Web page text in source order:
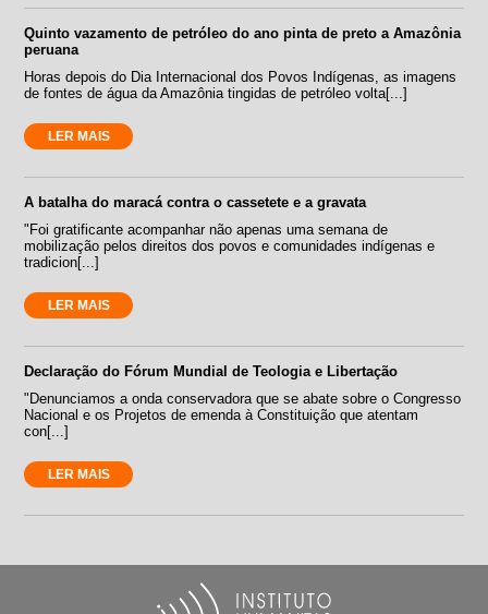
Quinto vazamento de petróleo do ano pinta de preto a Amazônia
peruana
Horas depois do Dia Internacional dos Povos Indígenas, as imagens
de fontes de água da Amazônia tingidas de petróleo volta[...]
LER MAIS
A batalha do maracá contra o cassetete e a gravata
"Foi gratificante acompanhar não apenas uma semana de
mobilização pelos direitos dos povos e comunidades indígenas e
tradicion[...]
LER MAIS
Declaração do Fórum Mundial de Teologia e Libertação
"Denunciamos a onda conservadora que se abate sobre o Congresso
Nacional e os Projetos de emenda à Constituição que atentam
con[...]
LER MAIS